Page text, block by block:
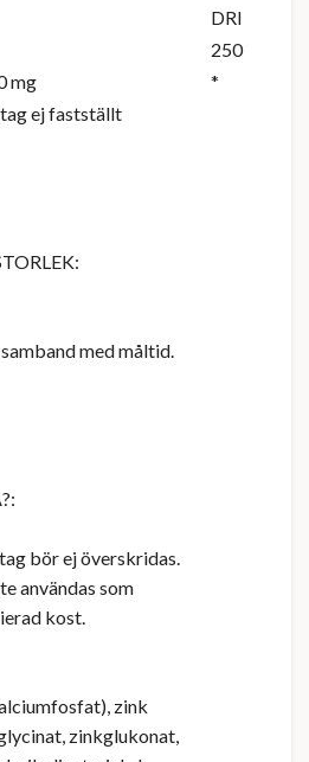
DRI
250
mg
*
ej fastställt
med måltid.
bör ej överskridas.
användas som
kost.
zink
zinkglukonat,